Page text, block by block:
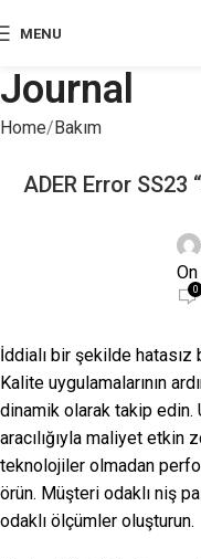
MENU
Journal
Home Bakım
ADER Error
0
İddialı bir şekilde
Kalite uygulamalarının
dinamik olarak takip
aracılığıyla maliyet etkin
teknolojiler olmadan
örün. Müşteri odaklı niş
odaklı ölçümler oluşturun.